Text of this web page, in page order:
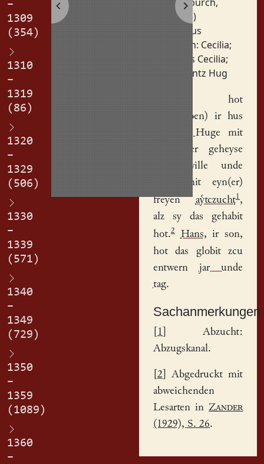
–
1309
(354)
1310
–
1319
(86)
1320
–
1329
(506)
1330
–
1339
(571)
1340
–
1349
(729)
1350
–
1359
(1089)
1360
–
Wille)
Haus
Personen: Cecilia;
Hans Cecilia;
Lorentz Hug
hot
uffg(egeben) ir hus
Lorencz Huge mit
ir kinder geheyse
unde wille unde
ouch mit eyn(er)
freyen atczucht1,
alz sy das gehabit
hot.2 Hans, ir son,
hot das globit zcu
entwern jar unde
tag.
Sachanmerkungen
1
] Abzucht:
Abzugskanal.
2 ] Abgedruckt mit
abweichenden
Lesarten in Zander
(1929), S. 26.